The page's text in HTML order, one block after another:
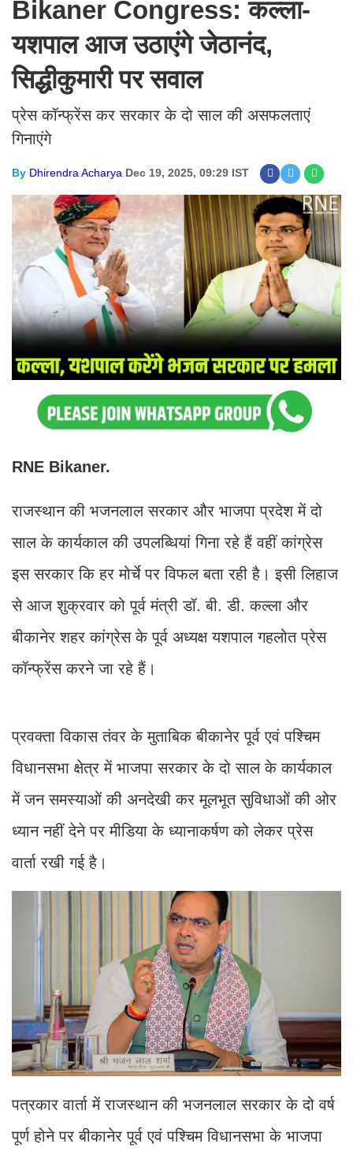
Bikaner Congress: कल्ला-
यशपाल आज उठाएंगे जेठानंद,
सिद्धीकुमारी पर सवाल
प्रेस कॉन्फ्रेंस कर सरकार के दो साल की असफलताएं
गिनाएंगे
By Dhirendra Acharya Dec 19, 2025, 09:29 IST
RNE Bikaner.
राजस्थान की भजनलाल सरकार और भाजपा प्रदेश में दो
साल के कार्यकाल की उपलब्धियां गिना रहे हैं वहीं कांग्रेस
इस सरकार कि हर मोर्चे पर विफल बता रही है। इसी लिहाज
से आज शुक्रवार को पूर्व मंत्री डॉ. बी. डी. कल्ला और
बीकानेर शहर कांग्रेस के पूर्व अध्यक्ष यशपाल गहलोत प्रेस
कॉन्फ्रेंस करने जा रहे हैं।
प्रवक्ता विकास तंवर के मुताबिक बीकानेर पूर्व एवं पश्चिम
विधानसभा क्षेत्र में भाजपा सरकार के दो साल के कार्यकाल
में जन समस्याओं की अनदेखी कर मूलभूत सुविधाओं की ओर
ध्यान नहीं देने पर मीडिया के ध्यानाकर्षण को लेकर प्रेस
वार्ता रखी गई है।
पत्रकार वार्ता में राजस्थान की भजनलाल सरकार के दो वर्ष
पूर्ण होने पर बीकानेर पूर्व एवं पश्चिम विधानसभा के भाजपा